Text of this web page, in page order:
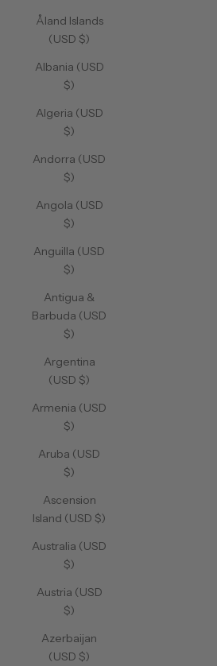
Åland Islands
(USD $)
Albania (USD
$)
Algeria (USD
$)
Andorra (USD
$)
Angola (USD
$)
Anguilla (USD
$)
Antigua &
Barbuda (USD
$)
Argentina
(USD $)
Armenia (USD
$)
Aruba (USD
$)
Ascension
Island (USD $)
Australia (USD
$)
Austria (USD
$)
Azerbaijan
(USD $)